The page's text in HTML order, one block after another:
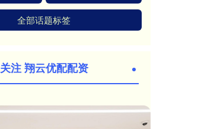
全部话题标签
关注 翔云优配配资